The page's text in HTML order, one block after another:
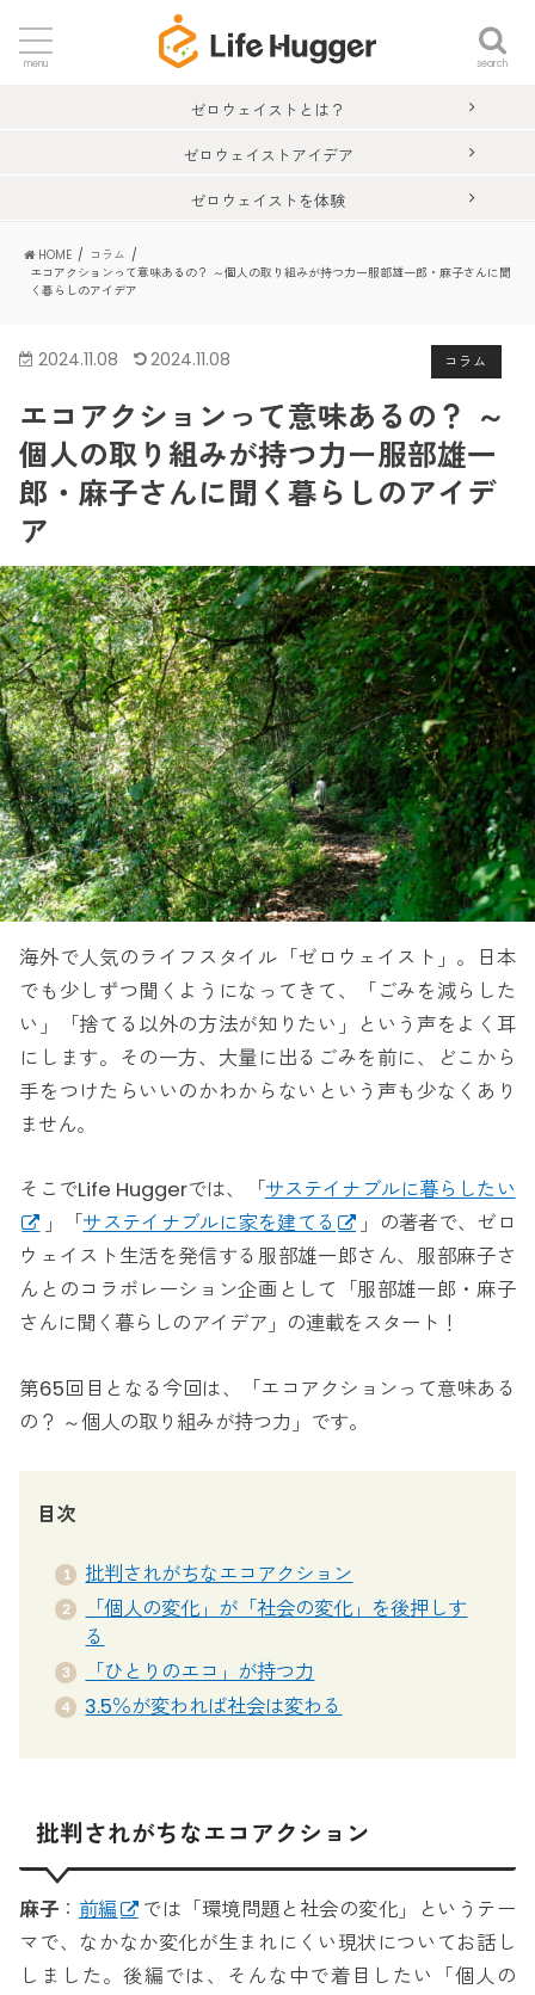
search
menu
ゼロウェイストとは？
ゼロウェイストアイデア
ゼロウェイストを体験
HOME
コラム
エコアクションって意味あるの？ ～個人の取り組みが持つ力ー服部雄一郎・麻子さんに聞
く暮らしのアイデア
コラム
2024.11.08 2024.11.08
エコアクションって意味あるの？ ～
個人の取り組みが持つ力ー服部雄一
郎・麻子さんに聞く暮らしのアイデ
ア
海外で人気のライフスタイル「ゼロウェイスト」。日本
でも少しずつ聞くようになってきて、「ごみを減らした
い」「捨てる以外の方法が知りたい」という声をよく耳
にします。その一方、大量に出るごみを前に、どこから
手をつけたらいいのかわからないという声も少なくあり
ません。
そこでLife Huggerでは、「サステイナブルに暮らしたい
」「サステイナブルに家を建てる
」の著者で、ゼロ
ウェイスト生活を発信する服部雄一郎さん、服部麻子さ
んとのコラボレーション企画として「服部雄一郎・麻子
さんに聞く暮らしのアイデア」の連載をスタート！
第65回目となる今回は、「エコアクションって意味ある
の？ ～個人の取り組みが持つ力」です。
目次
批判されがちなエコアクション
「個人の変化」が「社会の変化」を後押しす
る
「ひとりのエコ」が持つ力
3.5％が変われば社会は変わる
批判されがちなエコアクション
麻子 ： 前編
では「環境問題と社会の変化」というテー
マで、なかなか変化が生まれにくい現状についてお話し
しました。後編では、そんな中で着目したい「個人の